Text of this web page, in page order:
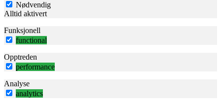
Nødvendig
Alltid aktivert
Funksjonell
functional
Opptreden
performance
Analyse
analytics